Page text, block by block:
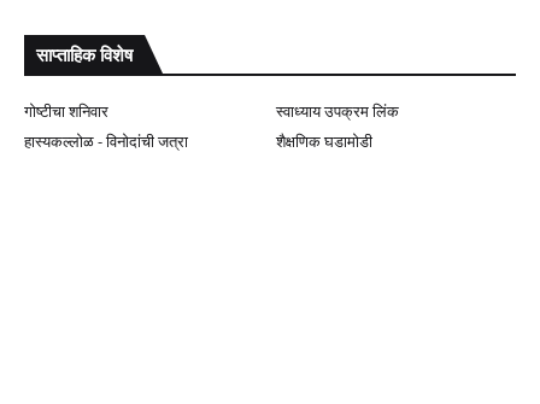
साप्ताहिक विशेष
गोष्टीचा शनिवार
स्वाध्याय उपक्रम लिंक
हास्यकल्लोळ - विनोदांची जत्रा
शैक्षणिक घडामोडी